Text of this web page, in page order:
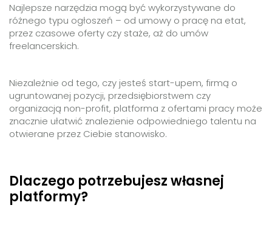
Najlepsze narzędzia mogą być wykorzystywane do
różnego typu ogłoszeń – od umowy o pracę na etat,
przez czasowe oferty czy staże, aż do umów
freelancerskich.
Niezależnie od tego, czy jesteś start-upem, firmą o
ugruntowanej pozycji, przedsiębiorstwem czy
organizacją non-profit, platforma z ofertami pracy może
znacznie ułatwić znalezienie odpowiedniego talentu na
otwierane przez Ciebie stanowisko.
Dlaczego potrzebujesz własnej
platformy?